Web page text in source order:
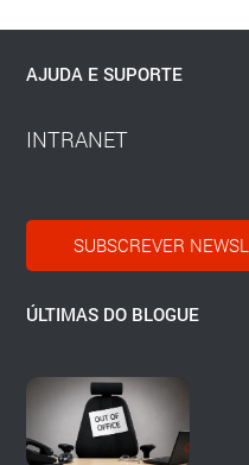
AJUDA E SUPORTE
INTRANET
SUBSCREVER
ÚLTIMAS DO BLOGUE